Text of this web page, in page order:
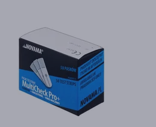
Veera Look At Me!
Natura Stomahesive
Actimove Everyday Support (ES)
Meyra Reflex (13)
Actimove Professional Line (PL)